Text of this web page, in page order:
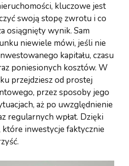
kluczowe jest
swoją stopę zwrotu i co
osiągnięty wynik. Sam
niewiele mówi, jeśli nie
kapitału, czasu
poniesionych kosztów. W
przejdziesz od prostej
przez sposoby jego
aż po uwzględnienie
regularnych wpłat. Dzięki
które inwestycje faktycznie